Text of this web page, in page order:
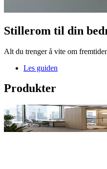
Stillerom til din
Alt du trenger å vite om
Les guiden
Produkter